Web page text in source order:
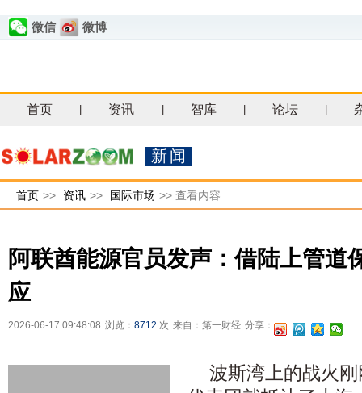
微信 微博
首页 资讯 智库 论坛
新闻
首页 >> 资讯 >> 国际市场 >> 查看内容
阿联酋能源官员发声：借陆上管道
应
2026-06-17 09:48:08 浏览： 8712 次 来自：第一财经 分享：
波斯湾上的战火